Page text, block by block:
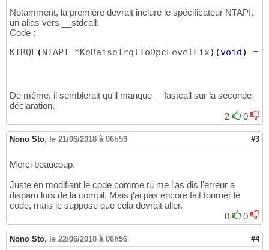
35
36
37
39
43
44
// KeLowerIrql:
// Lowers IRQL.
#define KeLowerIrql KfLowerIrql
EXPORTNUM(161)
	IN KIRQL NewIrql
Notamment, la première devrait inclure le spécificateur NTAPI,
un alias vers __stdcall:
Code :
KIRQL( NTAPI *KeRaiseIrqlToDpcLevelFix) (void ) =
De même, il semblerait qu'il manque __fastcall sur la seconde
déclaration.
2
0
Nono Sto, le 21/06/2018 à 06h59 #3
Merci beaucoup.
Juste en modifiant le code comme tu me l'as dis l'erreur a
disparu lors de la compil. Mais j'ai pas encore fait tourner le
code, mais je suppose que cela devrait aller.
0
0
Nono Sto, le 22/06/2018 à 06h56 #4